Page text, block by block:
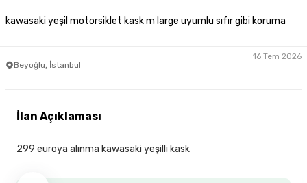
kawasaki yeşil motorsiklet kask m large uyumlu sıfır gibi koruma
Beyoğlu, İstanbul
16 Tem 2026
İlan Açıklaması
299 euroya alınma kawasaki yeşilli kask